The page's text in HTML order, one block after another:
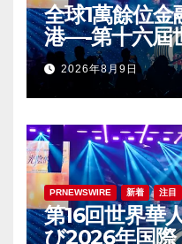
全球1萬餘位
港—-第十六屆
暨2026國際龍
辦2026年8月9日
PRNEWSWIRE 新着 注目
第16回世界華
び2026年国際